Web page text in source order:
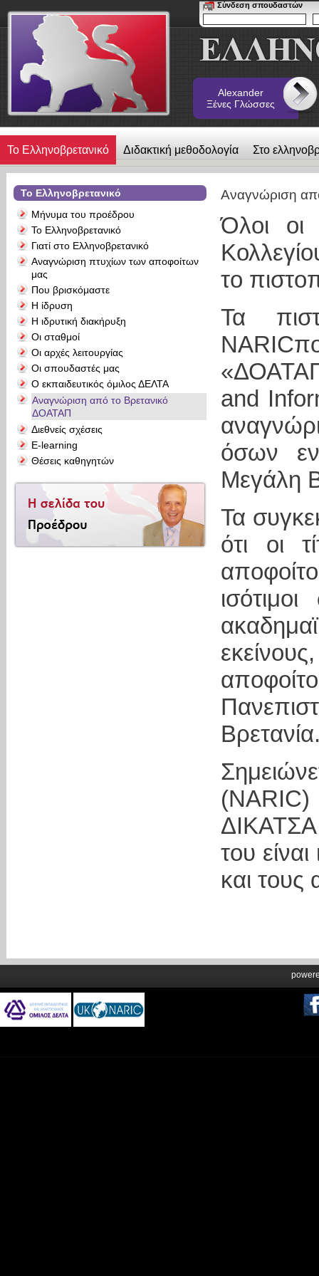
Σύνδεση σπουδαστών
Alexander
Ξένες Γλώσσες
Το Ελληνοβρετανικό Διδακτική μεθοδολογία Στο
λεύκωμα Επικοινωνία Alexander Ξένες Γλώσσες
Το Ελληνοβρετανικό
Μήνυμα του προέδρου
Το Ελληνοβρετανικό
Γιατί στο Ελληνοβρετανικό
Αναγνώριση πτυχίων των αποφοίτων
μας
Που βρισκόμαστε
Η ίδρυση
Η ιδρυτική διακήρυξη
Οι σταθμοί
Οι αρχές λειτουργίας
Οι σπουδαστές μας
Ο εκπαιδευτικός όμιλος ΔΕΛΤΑ
Αναγνώριση από το Βρετανικό
ΔΟΑΤΑΠ
Διεθνείς σχέσεις
E-learning
Θέσεις καθηγητών
Αναγνώριση
Όλοι οι
το
Τα
and
όσων
Μεγάλη
Τα
ότι οι
του
και τους